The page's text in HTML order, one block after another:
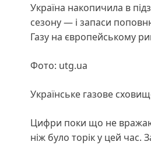
Україна накопичила в
сезону — і запаси
Газу на європейському
Фото: utg.ua
Українське газове
Цифри поки що не
ніж було торік у цей час.